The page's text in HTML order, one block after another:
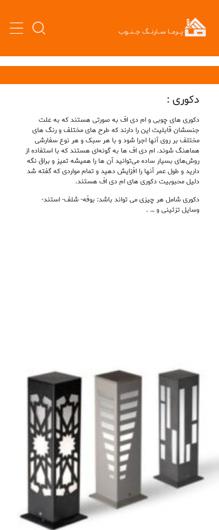
دکوری :
دکوری های چوبی و ام دی اف به صورتی هستند که به علت
جنسشان قابلیت این را دارند که طرح های مختلف و رنگ های
مختلف بر روی آنها اجرا شود و با هر سبک و هر نوع سفارشی
هماهنگ شوند. ام دی اف ها به گونه‌ای هستند که با استفاده از
روش‌های بسیار ساده می‌توانید آن‌ ها را همیشه تمیز و براق نگه
دارید و طول عمر آنها را افزایش دهید و تمام مواردی که گفته شد
دلیل محبوبیت دکوری های ام دی اف هستند.
دکوری شامل هر چیزی می تواند باشد: بوفه- شلف- استند-
وسایل تزئینی و … .